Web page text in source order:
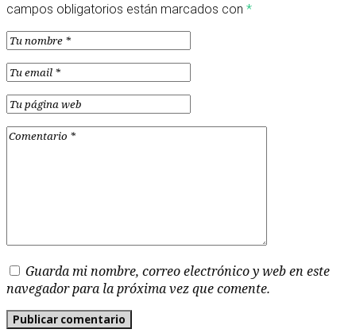
campos obligatorios están marcados con *
Guarda mi nombre, correo electrónico y web en este
navegador para la próxima vez que comente.